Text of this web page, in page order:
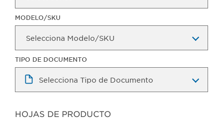
MODELO/SKU
TIPO DE DOCUMENTO
HOJAS DE PRODUCTO​